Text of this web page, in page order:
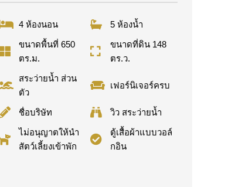
4 ห้องนอน
5 ห้องน้ำ
ขนาดพื้นที่ 650
ตร.ม.
ขนาดที่ดิน 148
ตร.ว.
สระว่ายน้ำ ส่วน
ตัว
เฟอร์นิเจอร์ครบ
ชื่อบริษัท
วิว สระว่ายน้ำ
ไม่อนุญาตให้นำ
สัตว์เลี้ยงเข้าพัก
ตู้เสื้อผ้าแบบวอล์
กอิน